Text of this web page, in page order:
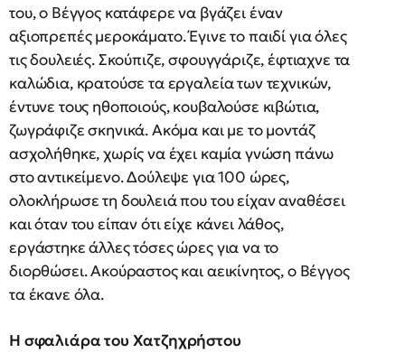
του, ο Βέγγος κατάφερε να βγάζει έναν
αξιοπρεπές μεροκάματο. Έγινε το παιδί για όλες
τις δουλειές. Σκούπιζε, σφουγγάριζε, έφτιαχνε τα
καλώδια, κρατούσε τα εργαλεία των τεχνικών,
έντυνε τους ηθοποιούς, κουβαλούσε κιβώτια,
ζωγράφιζε σκηνικά. Ακόμα και με το μοντάζ
ασχολήθηκε, χωρίς να έχει καμία γνώση πάνω
στο αντικείμενο. Δούλεψε για 100 ώρες,
ολοκλήρωσε τη δουλειά που του είχαν αναθέσει
και όταν του είπαν ότι είχε κάνει λάθος,
εργάστηκε άλλες τόσες ώρες για να το
διορθώσει. Ακούραστος και αεικίνητος, ο Βέγγος
τα έκανε όλα.
Η σφαλιάρα του Χατζηχρήστου